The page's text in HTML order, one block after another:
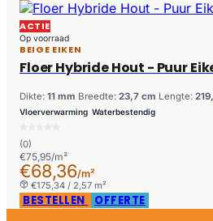
ACTIE
Op voorraad
BEIGE EIKEN
Floer Hybride Hout - Puur
Dikte: 11 mm Breedte: 23,7 cm Lengte:
Vloerverwarming Waterbestendig
(0)
€75,95/m²
€68,36/m²
€175,34 / 2,57 m²
BESTELLEN OFFERTE